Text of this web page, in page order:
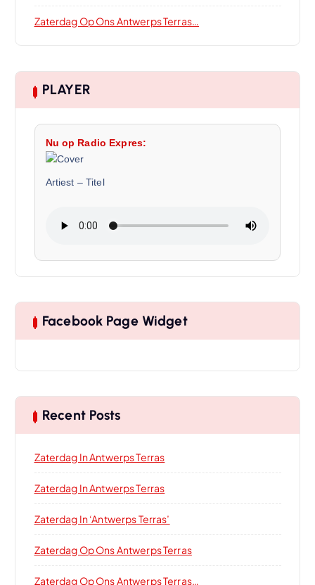
Zaterdag Op Ons Antwerps Terras…
PLAYER
Nu op Radio Expres:
Artiest – Titel
Facebook Page Widget
Recent Posts
Zaterdag In Antwerps Terras
Zaterdag In Antwerps Terras
Zaterdag In ‘Antwerps Terras’
Zaterdag Op Ons Antwerps Terras
Zaterdag Op Ons Antwerps Terras…